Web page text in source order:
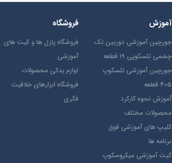
آموزش
جورچین آموزشی دوربین تک
چشمی تلسکوپی 19 قطعه
جورچین آموزشی تلسکوپ
405 قطعه
آموزش نحوه کارکرد
محصولات مختلف
کلیپ های آموزشی فوق
برنامه ها
کیت آموزشی میکروسکوپ
فروشگاه
فروشگاه پازل ها و کیت های
آموزشی
لوازم یدکی محصولات
فروشگاه ابزارهای خلاقیت
فکری